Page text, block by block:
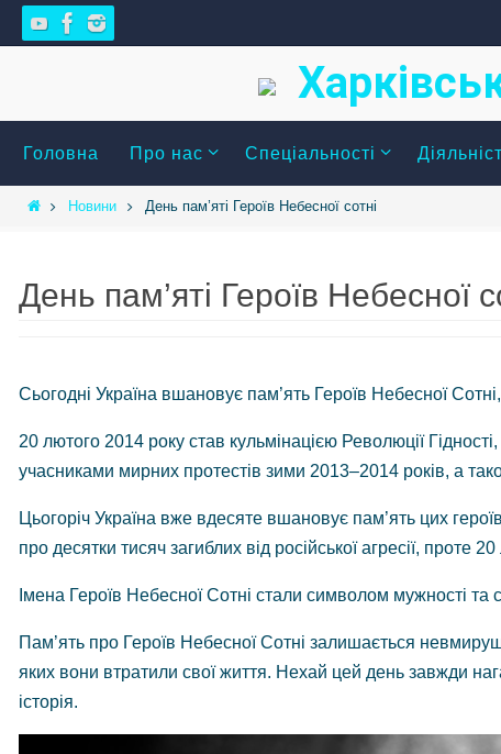
Skip
to
content
Головна Про нас Спеціальності
HomeНовини День пам’яті Героїв Небесної сотні
День пам’яті Героїв Небесної
Сьогодні Україна вшановує пам’ять Героїв Небесної
20 лютого 2014 року став кульмінацією Революції
учасниками мирних протестів зими 2013–2014 років, а
Цьогоріч Україна вже вдесяте вшановує пам’ять цих
про десятки тисяч загиблих від російської агресії,
Імена Героїв Небесної Сотні стали символом мужності та
Пам’ять про Героїв Небесної Сотні залишається
яких вони втратили свої життя. Нехай цей день завжди
історія.